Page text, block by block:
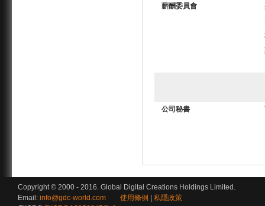
薪酬委員會
公司秘書
Copyright © 2000 - 2016. Global Digital Creations Holdings Limited.
Email: info@gdc-world.com 使用條例
私隱政策